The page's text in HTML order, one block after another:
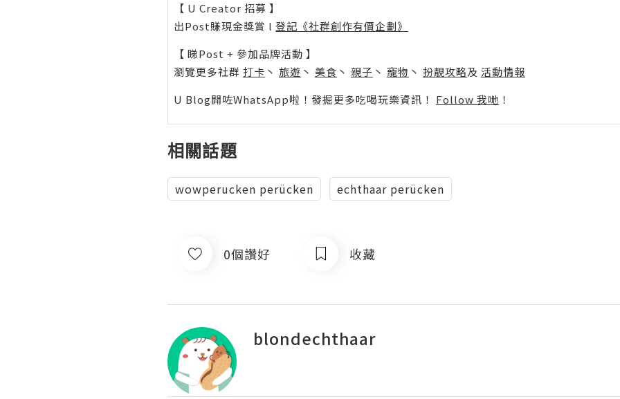
【 U Creator 招募 】
出Post賺現金獎賞 l 登記《社群創作有價企劃》
【 睇Post + 參加品牌活動 】
瀏覽更多社群 打卡 丶 旅遊 丶 美食 丶 親子 丶 寵物 丶 扮靚攻略及 活動情報
U Blog開咗WhatsApp啦！發掘更多吃喝玩樂資訊！ Follow 我哋 ！
相關話題
wowperucken perücken echthaar perücken
0個讚好 收藏
blondechthaar